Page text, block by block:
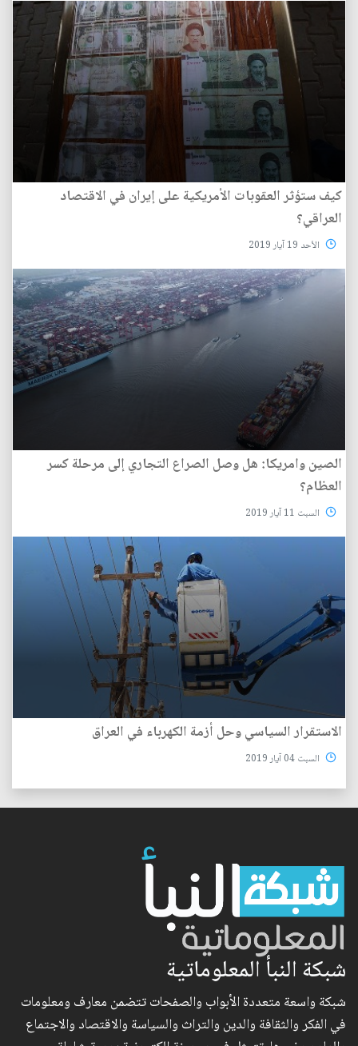
كيف ستؤثر العقوبات الأمريكية على إيران في الاقتصاد
العراقي؟
الأحد 19 آيار 2019
الصين وامريكا: هل وصل الصراع التجاري إلى مرحلة كسر
العظام؟
السبت 11 آيار 2019
الاستقرار السياسي وحل أزمة الكهرباء في العراق
السبت 04 آيار 2019
شبكة النبأ المعلوماتية
شبكة واسعة متعددة الأبواب والصفحات تتضمن معارف ومعلومات
في الفكر والثقافة والدين والتراث والسياسة والاقتصاد والاجتماع